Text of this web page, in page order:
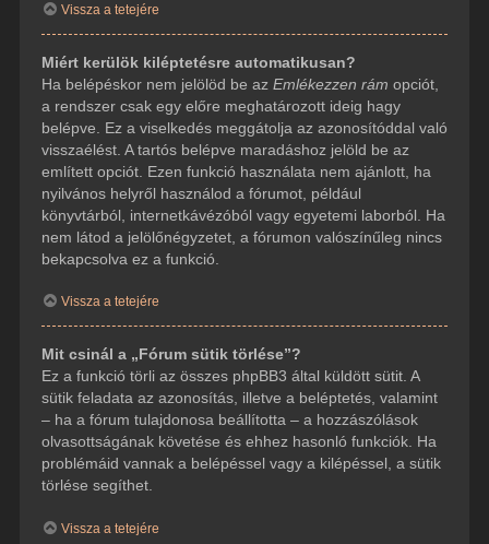
Vissza a tetejére
Miért kerülök kiléptetésre automatikusan?
Ha belépéskor nem jelölöd be az Emlékezzen rám opciót,
a rendszer csak egy előre meghatározott ideig hagy
belépve. Ez a viselkedés meggátolja az azonosítóddal való
visszaélést. A tartós belépve maradáshoz jelöld be az
említett opciót. Ezen funkció használata nem ajánlott, ha
nyilvános helyről használod a fórumot, például
könyvtárból, internetkávézóból vagy egyetemi laborból. Ha
nem látod a jelölőnégyzetet, a fórumon valószínűleg nincs
bekapcsolva ez a funkció.
Vissza a tetejére
Mit csinál a „Fórum sütik törlése”?
Ez a funkció törli az összes phpBB3 által küldött sütit. A
sütik feladata az azonosítás, illetve a beléptetés, valamint
– ha a fórum tulajdonosa beállította – a hozzászólások
olvasottságának követése és ehhez hasonló funkciók. Ha
problémáid vannak a belépéssel vagy a kilépéssel, a sütik
törlése segíthet.
Vissza a tetejére